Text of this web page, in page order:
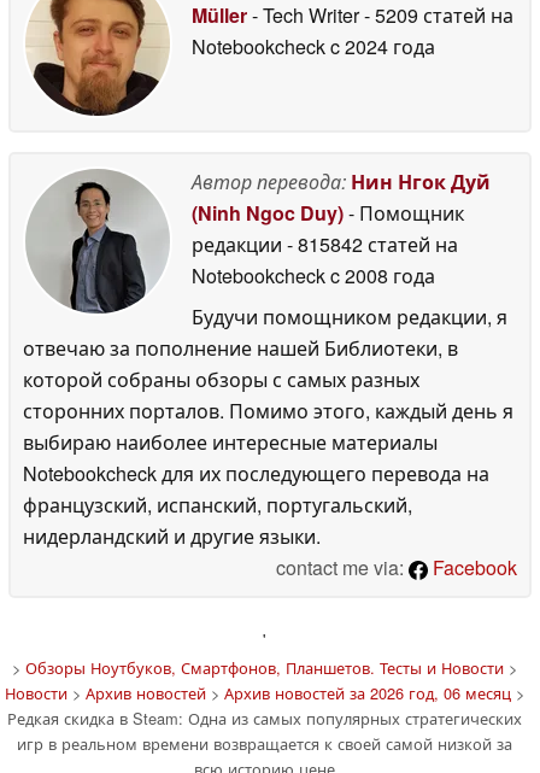
Müller- Tech Writer- 5209 статей на
Notebookcheckc 2024 года
Автор перевода: Нин Нгок Дуй
(Ninh Ngoc Duy)- Помощник
редакции - 815842 статей на
Notebookcheckc 2008 года
Будучи помощником редакции, я
отвечаю за пополнение нашей Библиотеки, в
которой собраны обзоры с самых разных
сторонних порталов. Помимо этого, каждый день я
выбираю наиболее интересные материалы
Notebookcheck для их последующего перевода на
французский, испанский, португальский,
нидерландский и другие языки.
contact me via:
Facebook
'
> Обзоры Ноутбуков, Смартфонов, Планшетов. Тесты и Новости>
Новости> Архив новостей> Архив новостей за 2026 год, 06 месяц>
Редкая скидка в Steam: Одна из самых популярных стратегических
игр в реальном времени возвращается к своей самой низкой за